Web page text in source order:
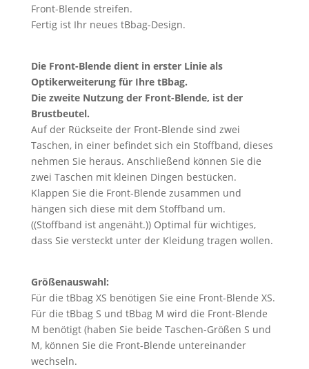
Front-Blende streifen.
Fertig ist Ihr neues tBbag-Design.
Die Front-Blende dient in erster Linie als
Optikerweiterung für Ihre tBbag.
Die zweite Nutzung der Front-Blende, ist der
Brustbeutel.
Auf der Rückseite der Front-Blende sind zwei
Taschen, in einer befindet sich ein Stoffband, dieses
nehmen Sie heraus. Anschließend können Sie die
zwei Taschen mit kleinen Dingen bestücken.
Klappen Sie die Front-Blende zusammen und
hängen sich diese mit dem Stoffband um.
((Stoffband ist angenäht.)) Optimal für wichtiges,
dass Sie versteckt unter der Kleidung tragen wollen.
Größenauswahl:
Für die tBbag XS benötigen Sie eine Front-Blende XS.
Für die tBbag S und tBbag M wird die Front-Blende
M benötigt (haben Sie beide Taschen-Größen S und
M, können Sie die Front-Blende untereinander
wechseln.